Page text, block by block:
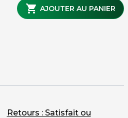
 AJOUTER AU PANIER
Retours : Satisfait ou